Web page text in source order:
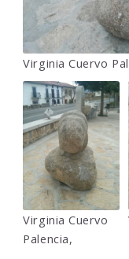
Virginia Cuervo
Virginia Cuervo
Palencia,